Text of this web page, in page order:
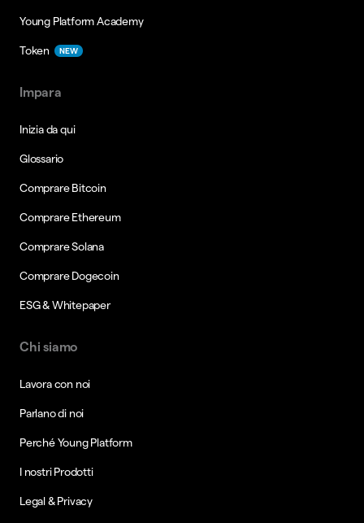
Young Platform Academy
Token NEW
Impara
Inizia da qui
Glossario
Comprare Bitcoin
Comprare Ethereum
Comprare Solana
Comprare Dogecoin
ESG & Whitepaper
Chi siamo
Lavora con noi
Parlano di noi
Perché Young Platform
I nostri Prodotti
Legal & Privacy